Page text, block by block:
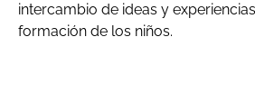
intercambio de ideas y
formación de los niños.